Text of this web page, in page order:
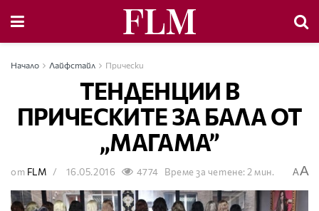
Начало Лайфстайл Прически
ТЕНДЕНЦИИ В
ПРИЧЕСКИTE ЗА БАЛА ОТ
„МАГАМА”
от FLM 16.05.2016 4774 Време за четене: 2 мин. AA